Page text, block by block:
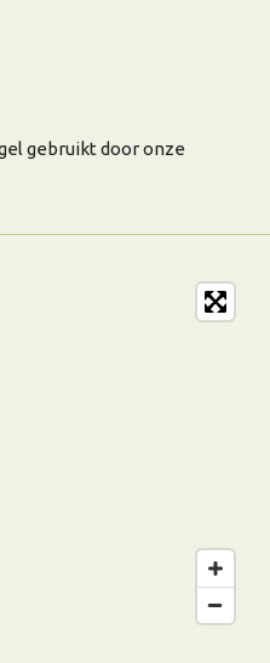
gebruikt door onze